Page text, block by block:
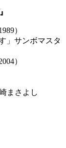
）
」サンボマスタ
（2004）
まさよし